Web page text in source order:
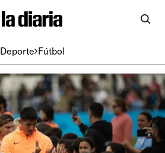
Deporte Fútbol